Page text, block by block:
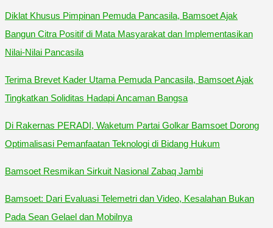
Diklat Khusus Pimpinan Pemuda Pancasila, Bamsoet Ajak
Bangun Citra Positif di Mata Masyarakat dan Implementasikan
Nilai-Nilai Pancasila
Terima Brevet Kader Utama Pemuda Pancasila, Bamsoet Ajak
Tingkatkan Soliditas Hadapi Ancaman Bangsa
Di Rakernas PERADI, Waketum Partai Golkar Bamsoet Dorong
Optimalisasi Pemanfaatan Teknologi di Bidang Hukum
Bamsoet Resmikan Sirkuit Nasional Zabaq Jambi
Bamsoet: Dari Evaluasi Telemetri dan Video, Kesalahan Bukan
Pada Sean Gelael dan Mobilnya